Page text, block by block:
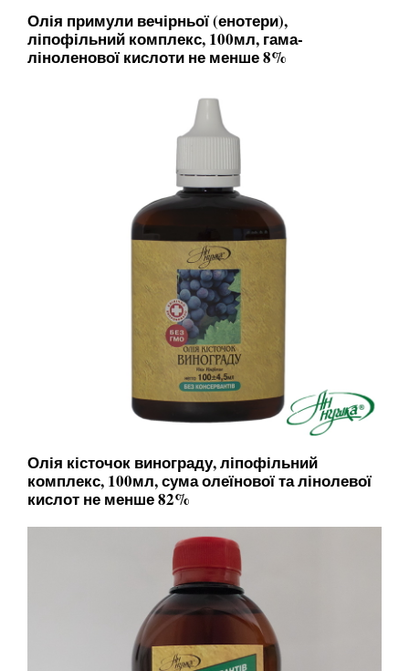
Олія примули вечірньої (енотери),
ліпофільний комплекс, 100мл, гама-
ліноленової кислоти не менше 8%
Олія кісточок винограду, ліпофільний
комплекс, 100мл, сума олеїнової та лінолевої
кислот не менше 82%